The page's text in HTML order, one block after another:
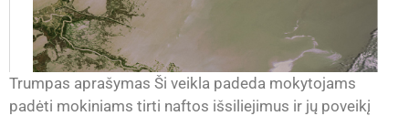
Trumpas aprašymas Ši veikla padeda mokytojams
padėti mokiniams tirti naftos išsiliejimus ir jų poveikį